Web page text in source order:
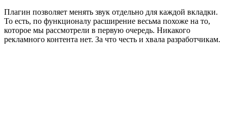
Плагин позволяет менять звук отдельно для каждой вкладки.
То есть, по функционалу расширение весьма похоже на то,
которое мы рассмотрели в первую очередь. Никакого
рекламного контента нет. За что честь и хвала разработчикам.